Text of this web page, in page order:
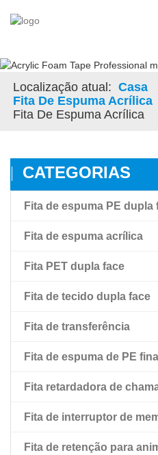
Localização atual: Casa
Fita De Espuma Acrílica
Fita De Espuma Acrílica
CATEGORIAS
Fita de espuma PE dupla
Fita de espuma acrílica
Fita de espuma acrílica
Fita de espuma acrílica
Fita PET dupla face
Fita de filme pet
Fita adesiva preta dupla
de esfregão vermelho
Fita de tecido dupla face
Fita de transferência
Fita de espuma de PE
Fita retardadora de
Fita de interruptor de
Fita de retenção para